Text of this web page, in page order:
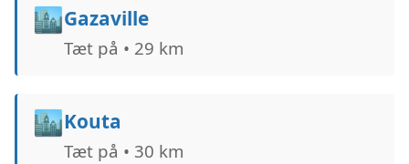
🏙️Gazaville
Tæt på • 29 km
🏙️Kouta
Tæt på • 30 km